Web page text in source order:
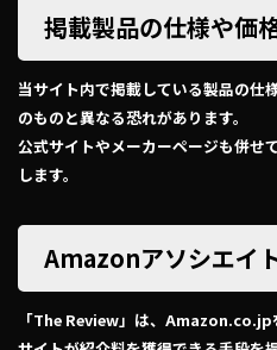
掲載製品の仕様や価
当サイト内で掲載している製品の仕
のものと異なる恐れがあります。
公式サイトやメーカーページも併せ
します。
Amazonアソシエイ
「The Review」は、Amazon.co.jp